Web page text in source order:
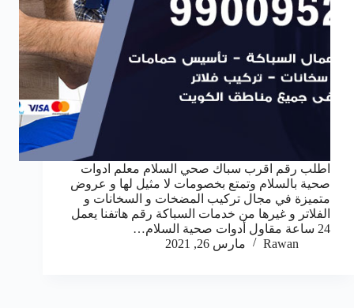
اطلب رقم اقرب سباك صحي السلام معلم ادوات
صحية بالسلام وتمتع بخصومات لا مثيل لها و عروض
متميزة في مجال تركيب المضخات و السخانات و
الفلاتر و غيرها من خدمات السباكة رقم هاتفنا يعمل
24 ساعة مقاول أدوات صحية السلام…
Rawan
مارس 26, 2021